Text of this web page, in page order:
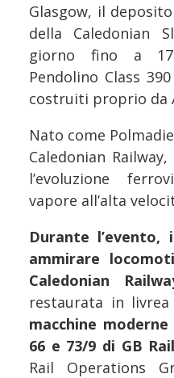
Glasgow, il
della Caledonian
giorno fino a
Pendolino Class
costruiti proprio da
Nato come
Caledonian
l’evoluzione
vapore all’alta
Durante
ammirare
Caledonian
restaurata in livrea
macchine
66 e 73/9 di GB
Rail Operations